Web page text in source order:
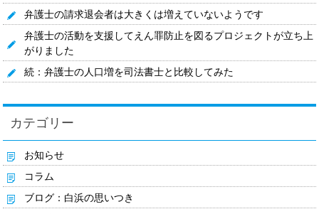
弁護士の請求退会者は大きくは増えていないようです
弁護士の活動を支援してえん罪防止を図るプロジェクトが立ち上
がりました
続：弁護士の人口増を司法書士と比較してみた
カテゴリー
お知らせ
コラム
ブログ：白浜の思いつき